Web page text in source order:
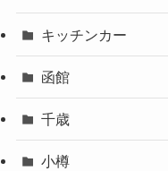
キッチンカー
函館
千歳
小樽